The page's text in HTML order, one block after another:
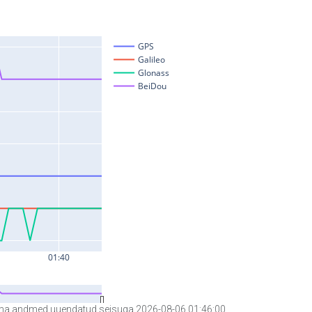
andmed uuendatud seisuga 2026-08-06 01:46:00